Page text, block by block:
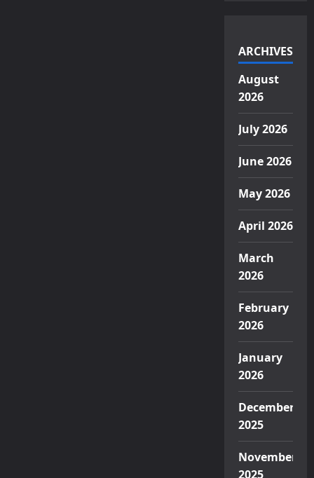
ARCHIVES
August
2026
July 2026
June 2026
May 2026
April 2026
March
2026
February
2026
January
2026
December
2025
November
2025